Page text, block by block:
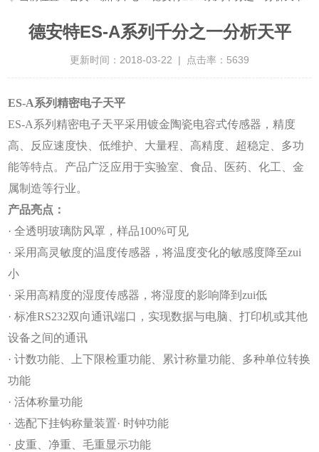
德安特ES-A系列千分之一分析天平
更新时间：2018-03-22 | 点击率：5639
ES-A系列精密电子天平
ES-A系列精密电子天平采用镀金陶瓷电容式传感器，精度
高、反应速度快、低维护、大量程、高精度、超稳定、多功
能等特点。 产品广泛应用于实验室、食品、医药、化工、金
属制造等行业。
产品亮点：
· 全透明玻璃防风罩，样品100%可见
· 采用高灵敏度的温度传感器，将温度变化的敏感度降至zui
小
· 采用高精度的湿度传感器，将湿度的影响降到zui低
· 标准RS232双向通讯端口，实现数据与电脑、打印机或其他
设备之间的通讯
· 计数功能、上下限检重功能、累计称量功能、多种单位转换
功能
· 活体称量功能
· 选配下挂钩称量装置· 时钟功能
· 皮重、净重、毛重显示功能